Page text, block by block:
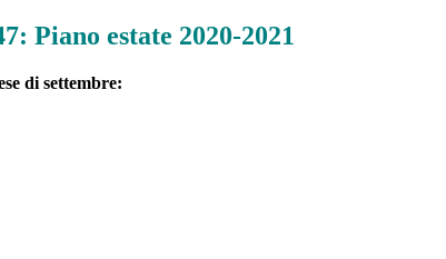
Piano estate 2020-2021
di settembre: